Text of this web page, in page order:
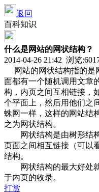
返回
百科知识
什么是网站的网状结构？
2014-04-26 21:42 浏览:
网站的网状结构指的是
面都有一个随机调用文章
构，内页之间互相链接，
个平面上，然后用他们之
蛛网一样，这样的网站结
之为网状结构。
网状结构是由树形结构
页面之间相互链接（可以
结构。
网状结构的最大好处就
于内页的收录。
打赏